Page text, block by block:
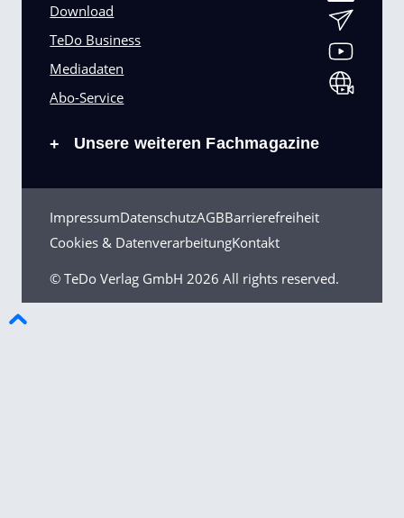
Download
TeDo Business
Mediadaten
Abo-Service
+ Unsere weiteren Fachmagazine
ImpressumDatenschutzAGBBarrierefreiheit
Cookies & DatenverarbeitungKontakt
© TeDo Verlag GmbH 2026 All rights reserved.